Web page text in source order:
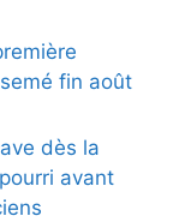
fin août
dès la
avant